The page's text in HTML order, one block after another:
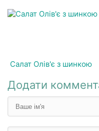
Салат Олів'є з шинкою
Додати